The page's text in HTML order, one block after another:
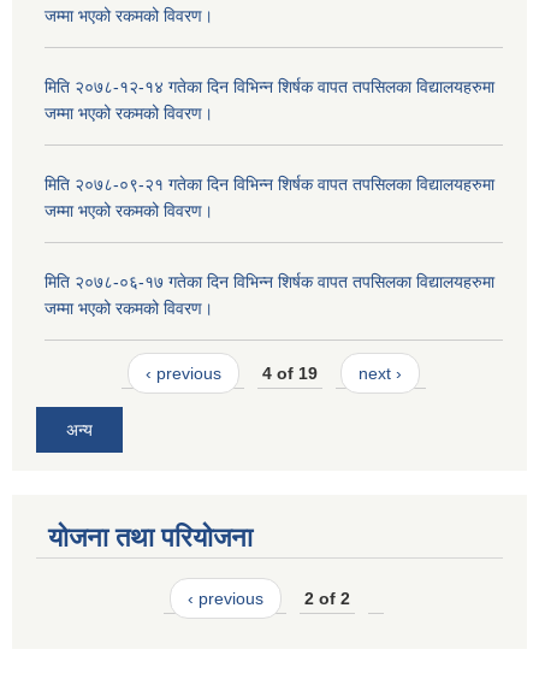
जम्मा भएको रकमको विवरण।
मिति २०७८-१२-१४ गतेका दिन विभिन्न शिर्षक वापत तपसिलका विद्यालयहरुमा
जम्मा भएको रकमको विवरण।
मिति २०७८-०९-२१ गतेका दिन विभिन्न शिर्षक वापत तपसिलका विद्यालयहरुमा
जम्मा भएको रकमको विवरण।
मिति २०७८-०६-१७ गतेका दिन विभिन्न शिर्षक वापत तपसिलका विद्यालयहरुमा
जम्मा भएको रकमको विवरण।
‹ previous 4 of 19 next ›
अन्य
योजना तथा परियोजना
‹ previous 2 of 2